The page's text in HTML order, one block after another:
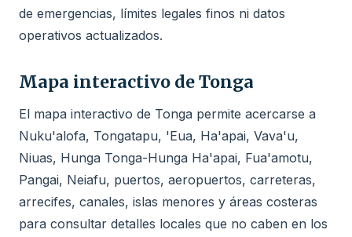
de emergencias, límites legales finos ni datos
operativos actualizados.
Mapa interactivo de Tonga
El mapa interactivo de Tonga permite acercarse a
Nuku'alofa, Tongatapu, 'Eua, Ha'apai, Vava'u,
Niuas, Hunga Tonga-Hunga Ha'apai, Fua'amotu,
Pangai, Neiafu, puertos, aeropuertos, carreteras,
arrecifes, canales, islas menores y áreas costeras
para consultar detalles locales que no caben en los